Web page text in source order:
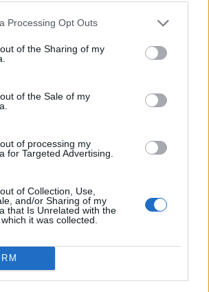
Processing Opt Outs
of the Sharing of my
of the Sale of my
of processing my
for Targeted Advertising.
of Collection, Use,
and/or Sharing of my
that Is Unrelated with the
it was collected.
avec le poing, à la manière de
par de petites tapes, ne frappez
Quelle que soit la manière que
profondément.